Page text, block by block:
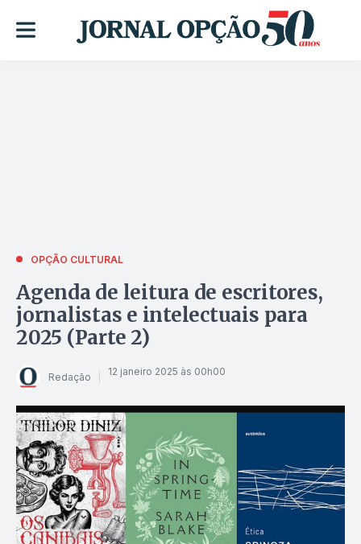
OPÇÃO CULTURAL
Agenda de leitura de escritores,
jornalistas e intelectuais para
2025 (Parte 2)
Redação 12 janeiro 2025 às 00h00